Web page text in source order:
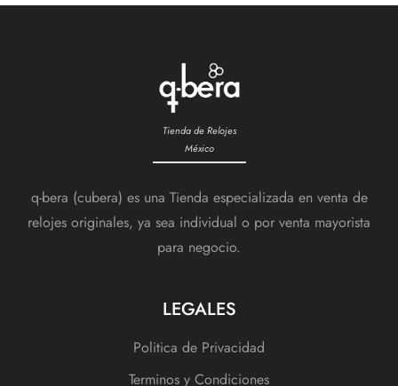
Tienda de Relojes
México
q-bera (cubera) es una Tienda especializada en venta de
relojes originales, ya sea individual o por venta mayorista
para negocio.
LEGALES
Politica de Privacidad
Terminos y Condiciones